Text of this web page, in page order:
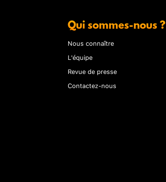
Qui sommes-nous ?
Nous connaître
L'équipe
Revue de presse
Contactez-nous